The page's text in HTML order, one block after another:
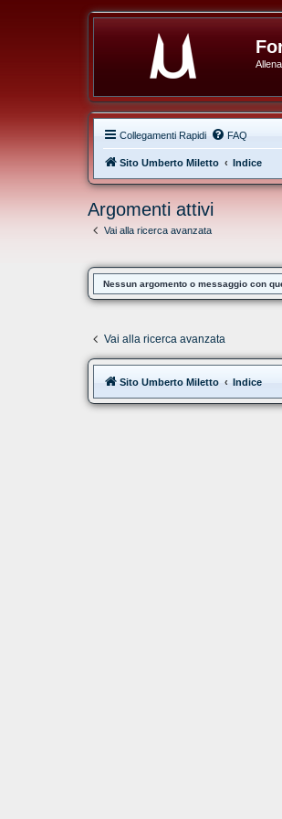
Collegamenti Rapidi FAQ
Sito Umberto Miletto Indice
Argomenti attivi
Vai alla ricerca avanzata
Nessun argomento o messaggio con
Vai alla ricerca avanzata
Sito Umberto Miletto Indice